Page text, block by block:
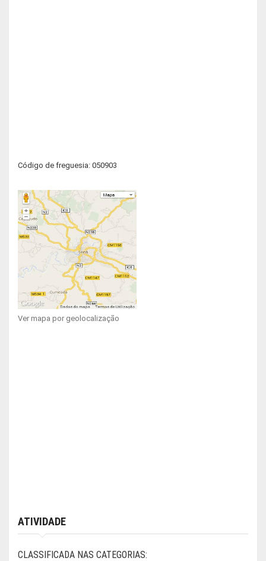
Código de freguesia: 050903
Ver mapa por geolocalização
ATIVIDADE
CLASSIFICADA NAS CATEGORIAS: